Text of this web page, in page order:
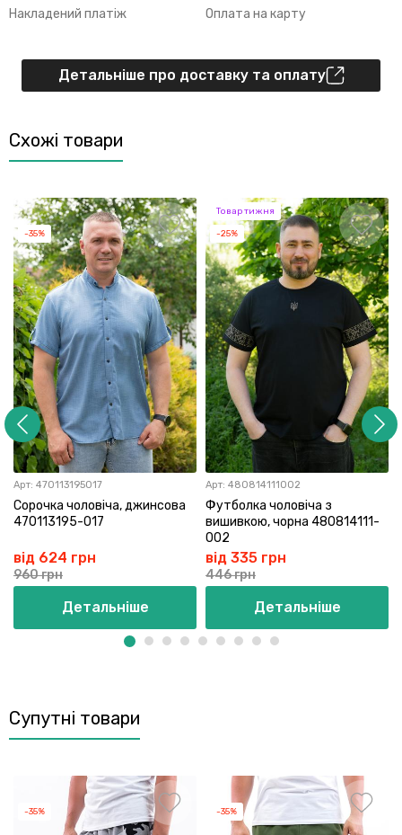
Накладений платіж Оплата на карту
Детальніше про доставку та оплату
Схожі товари
-35%
Арт: 470113195017
Сорочка чоловіча, джинсова
470113195-017
від 624 грн
960 грн
Детальніше
Товар тижня
-25%
Арт: 480814111002
Футболка чоловіча з
вишивкою, чорна 480814111-
002
від 335 грн
446 грн
Детальніше
Супутні товари
-35% -35%